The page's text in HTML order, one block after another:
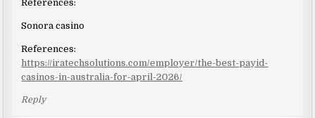
References:
Sonora casino
References:
https://iratechsolutions.com/employer/the-best-payid-
casinos-in-australia-for-april-2026/
Reply